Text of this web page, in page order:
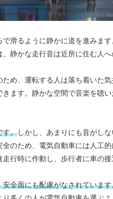
で滑るように静かに道を進みま
静かな走行音は近所に住む人へ
ため、運転する人は落ち着いた
ます。静かな空間で音楽を聴
す。しかし、あまりにも音がし
のため、電気自動車には人工
行時に作動し、歩行者に車の接
全面にも配慮がなされています